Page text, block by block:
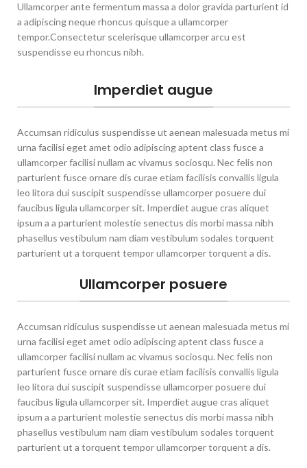
UL, TUV Safety certification
RoHS compliant
Ullamcorper ante fermentum massa a dolor gravida parturient id
a adipiscing neque rhoncus quisque a ullamcorper
tempor.Consectetur scelerisque ullamcorper arcu est
suspendisse eu rhoncus nibh.
Imperdiet augue
Accumsan ridiculus suspendisse ut aenean malesuada metus mi
urna facilisi eget amet odio adipiscing aptent class fusce a
ullamcorper facilisi nullam ac vivamus sociosqu. Nec felis non
parturient fusce ornare dis curae etiam facilisis convallis ligula
leo litora dui suscipit suspendisse ullamcorper posuere dui
faucibus ligula ullamcorper sit. Imperdiet augue cras aliquet
ipsum a a parturient molestie senectus dis morbi massa nibh
phasellus vestibulum nam diam vestibulum sodales torquent
parturient ut a torquent tempor ullamcorper torquent a dis.
Ullamcorper posuere
Accumsan ridiculus suspendisse ut aenean malesuada metus mi
urna facilisi eget amet odio adipiscing aptent class fusce a
ullamcorper facilisi nullam ac vivamus sociosqu. Nec felis non
parturient fusce ornare dis curae etiam facilisis convallis ligula
leo litora dui suscipit suspendisse ullamcorper posuere dui
faucibus ligula ullamcorper sit. Imperdiet augue cras aliquet
ipsum a a parturient molestie senectus dis morbi massa nibh
phasellus vestibulum nam diam vestibulum sodales torquent
parturient ut a torquent tempor ullamcorper torquent a dis.